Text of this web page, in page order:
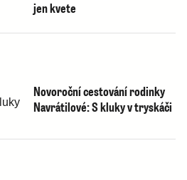
jen kvete
Novoroční cestování rodinky
Navrátilové: S kluky v tryskáči